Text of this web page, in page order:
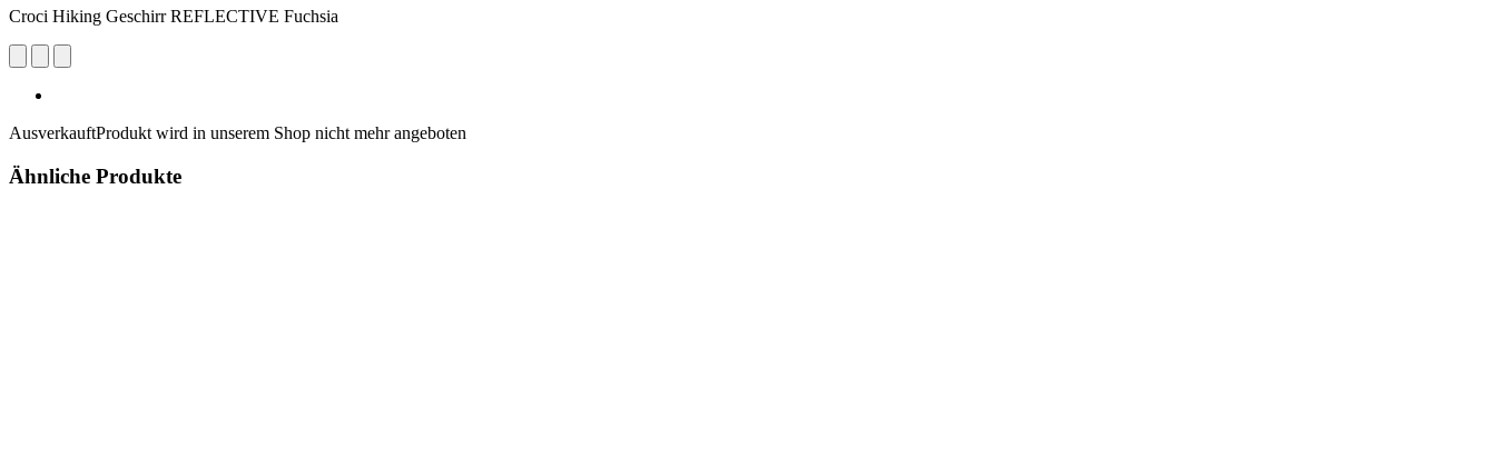
Croci Hiking Geschirr REFLECTIVE Fuchsia
AusverkauftProdukt wird in unserem Shop nicht mehr angeboten
Ähnliche Produkte